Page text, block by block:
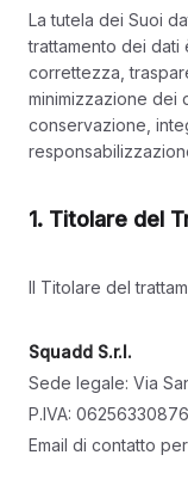
La tutela dei Suoi
trattamento dei dati
correttezza,
minimizzazione dei
conservazione,
1. Titolare del
Il Titolare del
Squadd S.r.l.
Sede legale: Via
P.IVA: 06256330876
Email di contatto